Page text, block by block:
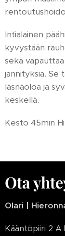
Intialainen
kyvystään
sekä
jännityksiä. Se
läsnäoloa ja
keskellä.
Kesto 45min
Ota
Olari |
Kääntöpiiri 2 A